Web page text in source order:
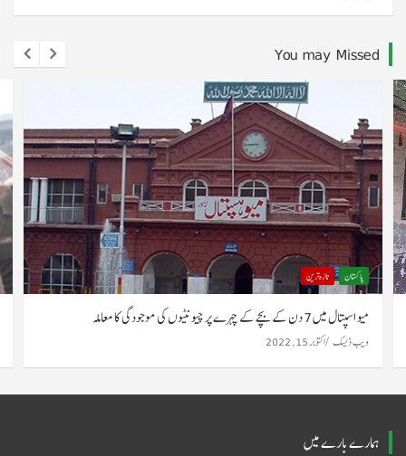
You may Missed
پاکستان تازہ ترین
میو اسپتال میں 7 دن کے بچے کے چہرے پر چیونٹیوں کی موجودگی کا معاملہ
اکتوبر 15, 2022 ویب ڈیسک
ہمارے بارے میں